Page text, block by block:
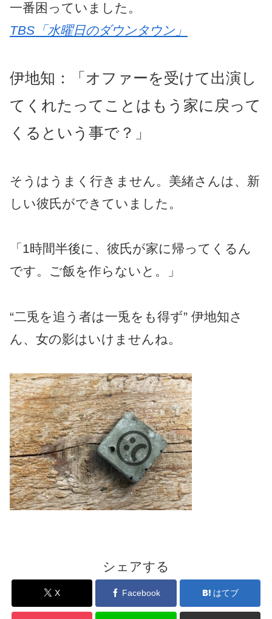
一番困っていました。
TBS「水曜日のダウンタウン」
伊地知：「オファーを受けて出演し
てくれたってことはもう家に戻って
くるという事で？」
そうはうまく行きません。美緒さんは、新
しい彼氏ができていました。
「1時間半後に、彼氏が家に帰ってくるん
です。ご飯を作らないと。」
“二兎を追う者は一兎をも得ず” 伊地知さ
ん、女の影はいけませんね。
シェアする
X Facebook はてブ